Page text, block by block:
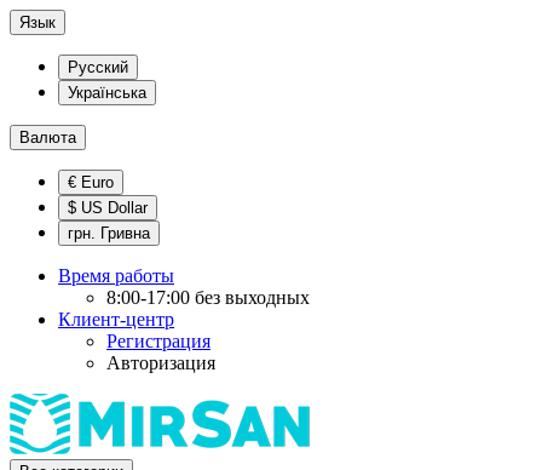
Язык
Русский
Українська
Валюта
€ Euro
$ US Dollar
грн. Гривна
Время работы
8:00-17:00 без выходных
Клиент-центр
Регистрация
Авторизация